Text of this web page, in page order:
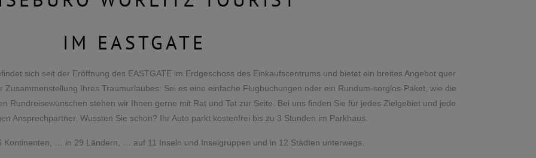
IM EASTGATE
sich seit der Eröffnung des EASTGATE im Erdgeschoss des Einkaufscentrums und bietet ein breites Angebot quer
Ihres Traumurlaubes: Sei es eine einfache Flugbuchungen oder ein Rundum-sorglos-Paket, wie die
Rundreisewünschen stehen wir Ihnen gerne mit Rat und Tat zur Seite. Bei uns finden Sie für jedes Zielgebiet und jede
Ansprechpartner. Wussten Sie schon? Ihr Auto parkt kostenfrei bis zu 3 Stunden im Parkhaus.
… in 29 Ländern, … auf 11 Inseln und Inselgruppen und in 12 Städten unterwegs.